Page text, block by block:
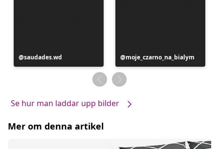
Inlägg
publicerat
saudades.wd
Inlägg
publicerat
av
moje_czarno_na_bialym
Se hur man laddar upp bilder
Mer om denna artikel